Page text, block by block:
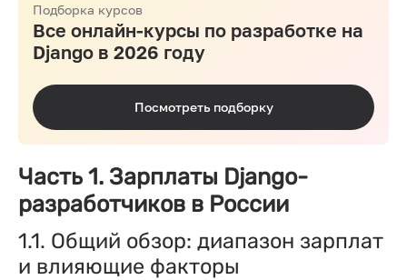
Подборка курсов
Все онлайн-курсы по разработке на
Django в 2026 году
Посмотреть подборку
Часть 1. Зарплаты Django-
разработчиков в России
1.1. Общий обзор: диапазон зарплат
и влияющие факторы